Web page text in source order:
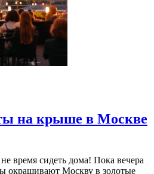
на крыше в Москве
время сидеть дома! Пока вечера
окрашивают Москву в золотые